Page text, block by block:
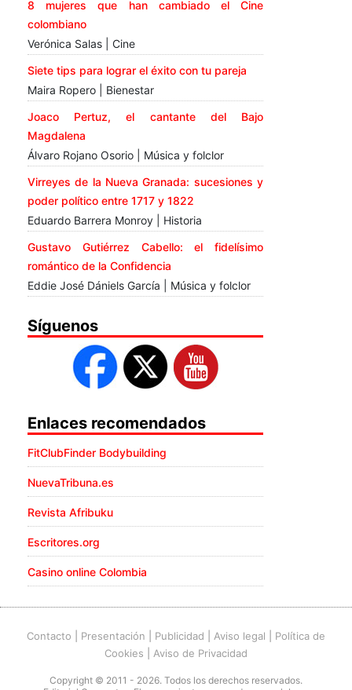
8 mujeres que han cambiado el Cine
colombiano
Verónica Salas | Cine
Siete tips para lograr el éxito con tu pareja
Maira Ropero | Bienestar
Joaco Pertuz, el cantante del Bajo
Magdalena
Álvaro Rojano Osorio | Música y folclor
Virreyes de la Nueva Granada: sucesiones y
poder político entre 1717 y 1822
Eduardo Barrera Monroy | Historia
Gustavo Gutiérrez Cabello: el fidelísimo
romántico de la Confidencia
Eddie José Dániels García | Música y folclor
Síguenos
Enlaces recomendados
FitClubFinder Bodybuilding
NuevaTribuna.es
Revista Afribuku
Escritores.org
Casino online Colombia
Contacto Presentación Publicidad Aviso legal
Política de
Cookies
Aviso de Privacidad
Copyright © 2011 - 2026. Todos los derechos reservados.